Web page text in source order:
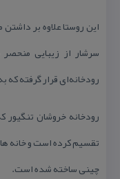
این روستا علاوه بر
سرشار از زیبایی
رودخانه‌ای قرار گرفته كه
رودخانه خروشان
تقسیم كرده است و خانه
چینی ساخته شده است.